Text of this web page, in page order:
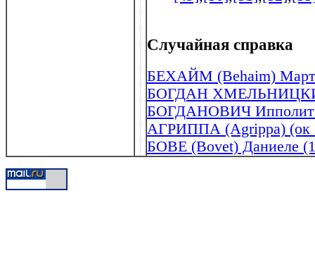
Случайная справка
БЕХАЙМ (Behaim)
БОГДАН
БОГДАНОВИЧ Ипполит
АГРИППА (Agrippa) (ок
БОВЕ (Bovet) Даниеле